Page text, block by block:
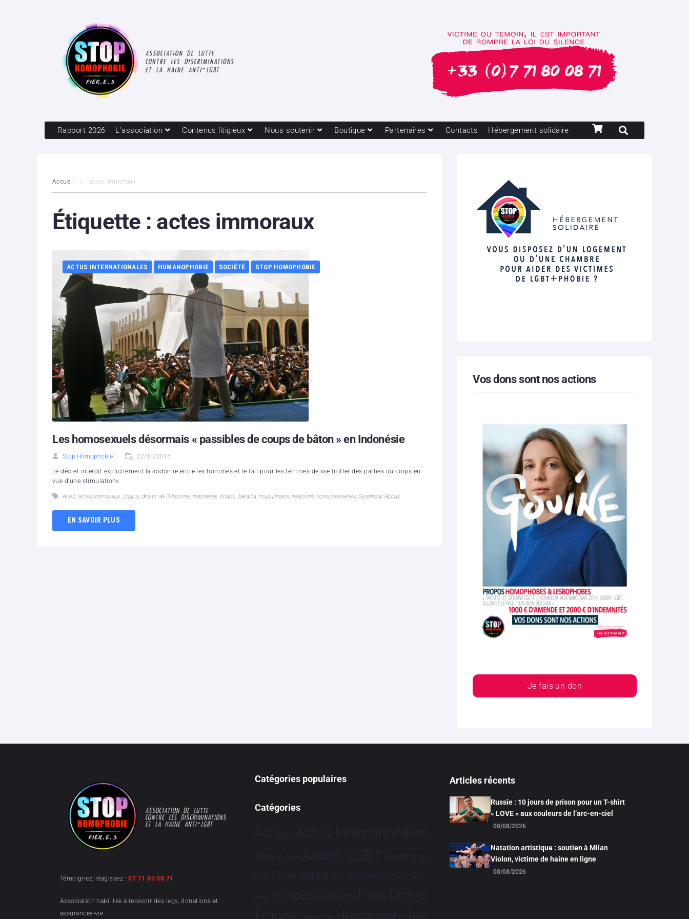
Rapport 2026 L’association Contenus litigieux Nous soutenir Boutique Partenaires Contacts Hébergement solidaire
Accueil actes immoraux
Étiquette : actes immoraux
ACTUS INTERNATIONALES HUMANOPHOBIE SOCIÉTÉ STOP HOMOPHOBIE
Les homosexuels désormais « passibles de coups de bâton » en Indonésie
Stop Homophobie 22/10/2015
Le décret interdit explicitement la sodomie entre les hommes et le fait pour les femmes de «se frotter des parties du corps en
vue d’une stimulation».
Aceh, actes immoraux, charia, droits de l'Homme, Indonésie, Islam, Jakarta, musulmans, relations homosexuelles, Syahrizal Abbas
EN SAVOIR PLUS
Vos dons sont nos actions
Je fais un don
Témoignez, réagissez :07 71 80 08 71
Association habilitée à recevoir des legs, donations et
assurances-vie
Catégories populaires
Catégories
Actions Actus Internationales
Afrique Asie Assos. LGBT Bioéthique
Brève Communiqués Culture Dialogues France-
Brésil Europe Evénements Faits Divers
Humanophobie
Articles récents
Russie : 10 jours de prison pour un T-shirt
« LOVE » aux couleurs de l’arc-en-ciel
08/08/2026
Natation artistique : soutien à Milan
Violon, victime de haine en ligne
08/08/2026